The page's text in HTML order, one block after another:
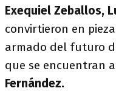
Exequiel Zeballos,
convirtieron en
armado del futuro
que se encuentran
Fernández.